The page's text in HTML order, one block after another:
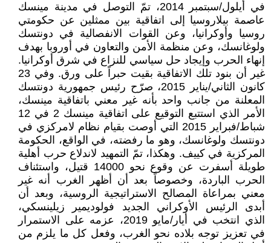
في أيلول/سبتمبر 2014، تمّ التوصل في مدينة مينسك
عاصمة بيلاروسيا إلى اتفاقية بين ممثلين عن حكومتي
روسيا وأوكرانيا، وعن القوات الانفصالية في دونتسك
ولوغانسك، وعن منظمة الأمن والتعاون في أوروبا بهدف
إنهاء الحرب وإيجاد حل سياسي للنزاع في شرق أوكرانيا.
غير أن بنود تلك الاتفاقية بقيت حبراً على ورق. وفي 23
كانون الثاني/يناير 2015، صرّح رئيس جمهورية دونتسك
المعلنة من جانب واحد بأنه غير معني باتفاقية مينسك،
الأمر الذي استتبع التوقيع على اتفاقية مينسك 2 في 12
شباط/فبراير 2015 التي أوصت بقيام نظام لامركزي في
دونتسك ولوغانسك، وهو ما رفضته، في الواقع، الحكومة
المركزية في كييف. وهكذا، تمّ التمهيد لاندلاع حرب أهلية
طويلة أسفرت عن وقوع نحو 14000 قتيل، واستئناف
الحرب الباردة، وخصوصاً بعد أن أظهر الغرب أنه غير
معني بمراعاة المصالح الاستراتيجية الروسية، وبعد أن
أبدى الرئيس الأوكراني الجديد فولوديمير زيلينسكي،
الذي انتخب في أيار/مايو 2019، عزمه على الاستمرار
في تعزيز توجه بلاده نحو الغرب، وفعل كل ما يلزم من